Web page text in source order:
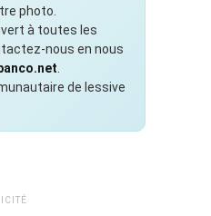
photo.
à toutes les
nous en nous
de lessive